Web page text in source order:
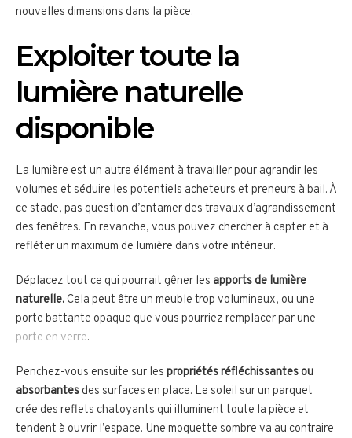
nouvelles dimensions dans la pièce.
Exploiter toute la
lumière naturelle
disponible
La lumière est un autre élément à travailler pour agrandir les
volumes et séduire les potentiels acheteurs et preneurs à bail. À
ce stade, pas question d’entamer des travaux d’agrandissement
des fenêtres. En revanche, vous pouvez chercher à capter et à
refléter un maximum de lumière dans votre intérieur.
Déplacez tout ce qui pourrait gêner les apports de lumière
naturelle. Cela peut être un meuble trop volumineux, ou une
porte battante opaque que vous pourriez remplacer par une
porte en verre.
Penchez-vous ensuite sur les propriétés réfléchissantes ou
absorbantes des surfaces en place. Le soleil sur un parquet
crée des reflets chatoyants qui illuminent toute la pièce et
tendent à ouvrir l’espace. Une moquette sombre va au contraire